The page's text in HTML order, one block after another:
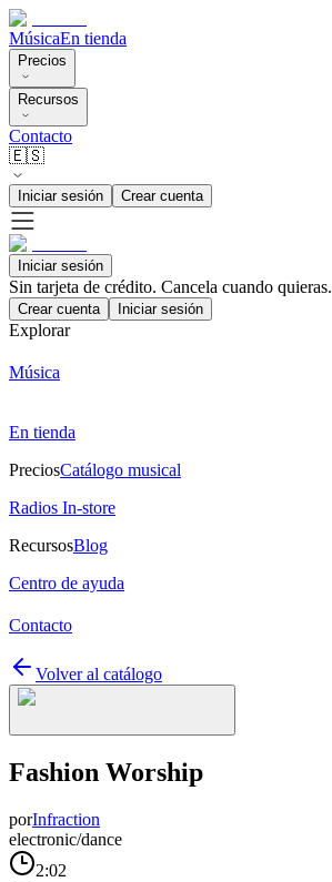
MúsicaEn tienda
Precios
Recursos
Contacto
🇪🇸
Iniciar sesión Crear cuenta
Iniciar sesión
Sin tarjeta de crédito. Cancela cuando quieras.
Crear cuenta Iniciar sesión
Explorar
Música
En tienda
PreciosCatálogo musical
Radios In-store
RecursosBlog
Centro de ayuda
Contacto
Volver al catálogo
Fashion Worship
porInfraction
electronic/dance
2:02